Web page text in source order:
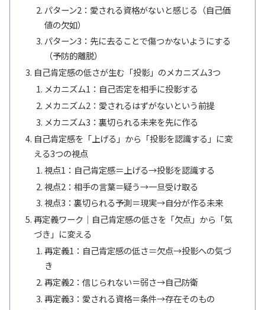
パターン2：愛される資格がないと感じる（自己価
値の欠如）
パターン3：先に去ることで傷つかないようにする
（予防的離脱）
自己肯定感の低さが生む「投影」のメカニズム3つ
メカニズム1：自己否定を相手に投影する
メカニズム2：愛されるはずがないという前提
メカニズム3：裏切られる未来を先に作る
自己肯定感を「上げる」から「投影を認識する」に変
える3つの視点
視点1：自己肯定感＝上げる→投影を認識する
視点2：相手の言葉＝疑う→一旦受け取る
視点3：裏切られる予測＝現実→自分が作る未来
再定義ワーク｜自己肯定感の低さを「欠点」から「気
づき」に変える
再定義1：自己肯定感の低さ＝欠点→投影への気づ
き
再定義2：信じられない＝弱さ→自己防衛
再定義3：愛される資格＝条件→存在そのもの